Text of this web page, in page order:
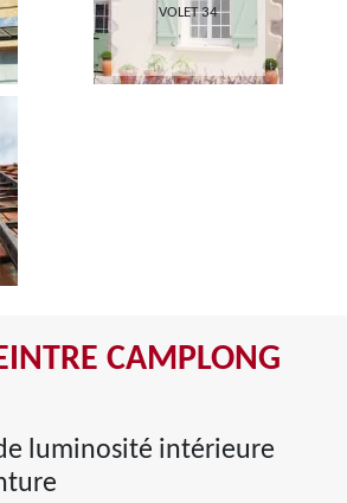
VOLET 34
CAMPLONG
luminosité intérieure